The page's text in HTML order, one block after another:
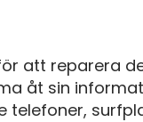
att reparera
åt sin
telefoner,